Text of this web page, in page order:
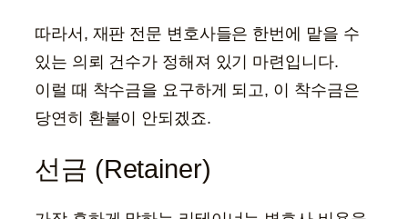
따라서, 재판 전문 변호사들은 한번에 맡을 수
있는 의뢰 건수가 정해져 있기 마련입니다.
이럴 때 착수금을 요구하게 되고, 이 착수금은
당연히 환불이 안되겠죠.
선금 (Retainer)